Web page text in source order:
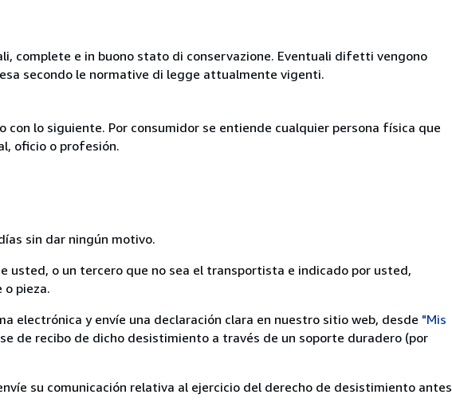
complete e in buono stato di conservazione. Eventuali difetti vengono
secondo le normative di legge attualmente vigenti.
lo siguiente. Por consumidor se entiende cualquier persona física que
oficio o profesión.
sin dar ningún motivo.
usted, o un tercero que no sea el transportista e indicado por usted,
pieza.
electrónica y envíe una declaración clara en nuestro sitio web, desde "Mis
de recibo de dicho desistimiento a través de un soporte duradero (por
su comunicación relativa al ejercicio del derecho de desistimiento antes